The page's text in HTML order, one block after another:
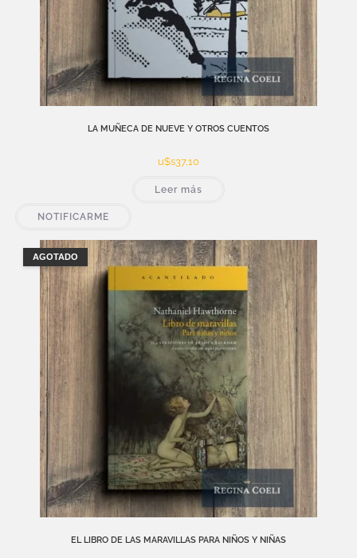
LA MUÑECA DE NUEVE Y OTROS CUENTOS
u$s37,10
Leer más
NOTIFICARME
AGOTADO
EL LIBRO DE LAS MARAVILLAS PARA NIÑOS Y NIÑAS